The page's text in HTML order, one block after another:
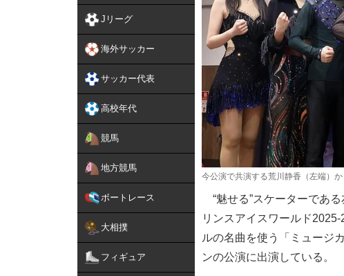
Jリーグ
海外サッカー
サッカー代表
高校年代
競馬
地方競馬
ボートレース
大相撲
フィギュア
今公演で共演する荒川静香（左端）
“魅せる”スケーターであ
リンスアイスワールド
ルの名曲を使う「ミュージ
ンの公演に出演している。